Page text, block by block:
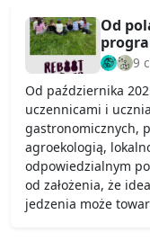
Od
9
Od października
uczennicami i
gastronomicznych,
agroekologią,
odpowiedzialnym
od założenia, że
jedzenia może